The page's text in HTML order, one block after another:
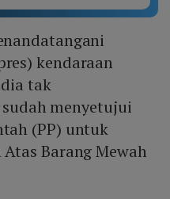
kendaraan
tak
menyetujui
(PP) untuk
Barang Mewah